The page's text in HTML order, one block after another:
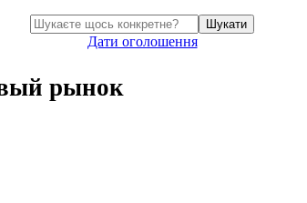
Шукати
Дати оголошення
рынок